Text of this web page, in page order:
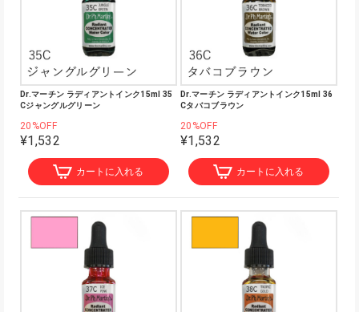
Dr.マーチン ラディアントインク15ml 35
Cジャングルグリーン
20%OFF
¥1,532
カートに入れる
Dr.マーチン ラディアントインク15ml 36
Cタバコブラウン
20%OFF
¥1,532
カートに入れる